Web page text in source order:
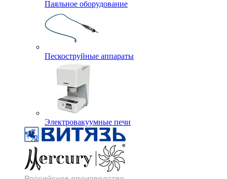
Паяльное оборудование
Пескоструйные аппараты
Электровакуумные печи